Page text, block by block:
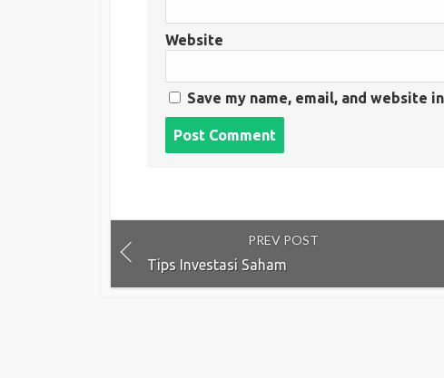
Website
Save my name, email, and website
PREV POST
Tips Investasi Saham